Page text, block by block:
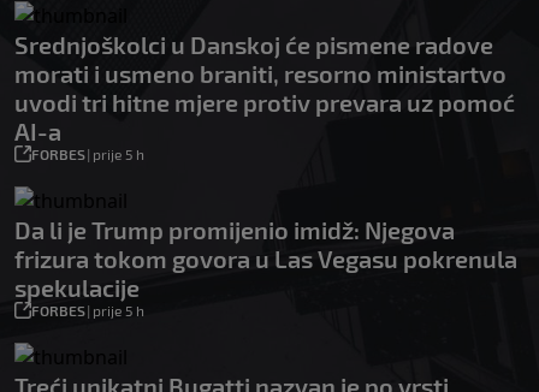
Srednjoškolci u Danskoj će pismene radove
morati i usmeno braniti, resorno ministartvo
uvodi tri hitne mjere protiv prevara uz pomoć
AI-a
FORBES| prije 5 h
Da li je Trump promijenio imidž: Njegova
frizura tokom govora u Las Vegasu pokrenula
spekulacije
FORBES| prije 5 h